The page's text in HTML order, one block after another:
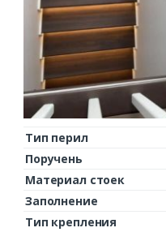
Тип перил
Поручень
Материал стоек
Заполнение
Тип крепления